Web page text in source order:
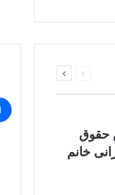
صفحه
حقوق
خانم